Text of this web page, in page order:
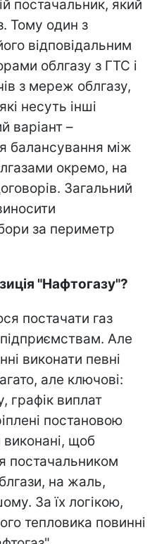
постачальник, який
Тому один з
відповідальним
облгазу з ГТС і
з мереж облгазу,
несуть інші
варіант –
балансування між
окремо, на
Загальний
за периметр
"Нафтогазу"?
постачати газ
Але
виконати певні
але ключові:
графік виплат
постановою
виконані, щоб
постачальником
на жаль,
За їх логікою,
тепловика повинні